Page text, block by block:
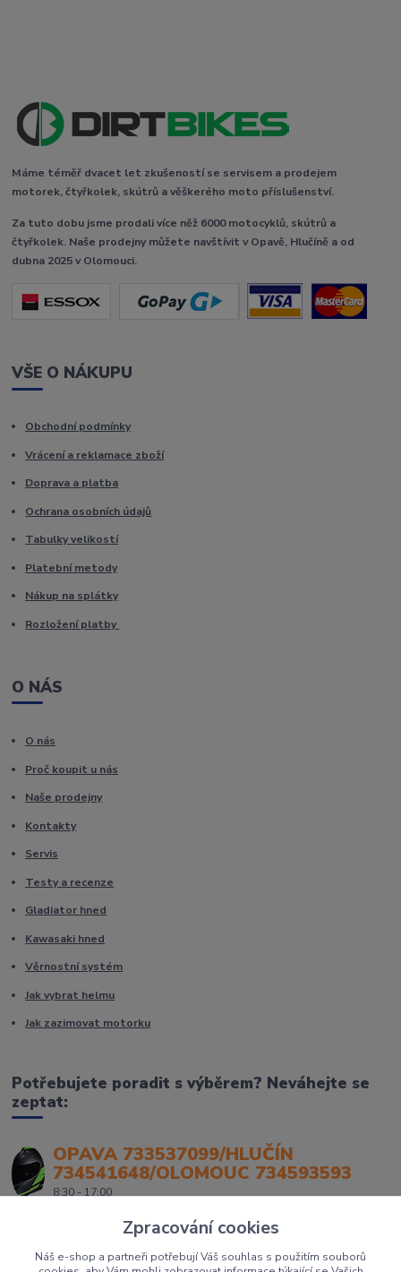
Máme téměř dvacet let zkušeností se servisem a prodejem
motorek, čtyřkolek, skútrů a věškerého moto příslušenství.
Za tuto dobu jsme prodali více něž 6000 motocyklů, skútrů a
čtyřkolek. Naše prodejny můžete navštívit v Opavě, Hlučíně a od
dubna 2025 v Olomouci.
VŠE O NÁKUPU
Obchodní podmínky
Vrácení a reklamace zboží
Doprava a platba
Ochrana osobních údajů
Tabulky velikostí
Platební metody
Nákup na splátky
Rozložení platby
O NÁS
O nás
Proč koupit u nás
Naše prodejny
Kontakty
Servis
Testy a recenze
Gladiator hned
Kawasaki hned
Věrnostní systém
Jak vybrat helmu
Jak zazimovat motorku
Potřebujete poradit s výběrem? Neváhejte se
zeptat:
OPAVA 733537099/HLUČÍN
734541648/OLOMOUC 734593593
8:30 - 17:00
Zpracování cookies
Náš e-shop a partneři potřebují Váš souhlas s použitím souborů